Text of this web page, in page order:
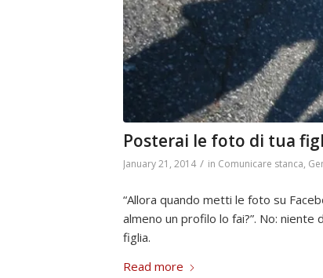
Posterai le foto di tua
January 21, 2014 / in Comunicare stanca,
“Allora quando metti le foto su
almeno un profilo lo fai?”. No:
figlia.
Read more